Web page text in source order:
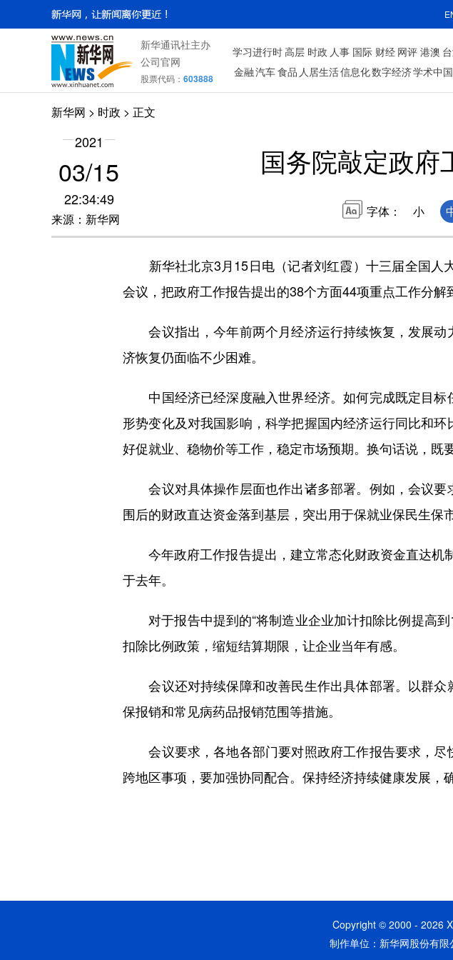
新华通讯社主办
公司官网
股票代码： 603888
学习进行时高层 时政 人事 国际 财经 网评 港澳
金融汽车食品 人居生活信息化数字经济学术中国
新华网 > 时政 > 正文
2021
03/15
22:34:49
来源：新华网
国务院敲定政府
字体： 小
新华社北京3月15日电（记者刘红霞）十三届全国人
会议，把政府工作报告提出的38个方面44项重点工作分解
会议指出，今年前两个月经济运行持续恢复，发展动
济恢复仍面临不少困难。
中国经济已经深度融入世界经济。如何完成既定目标
形势变化及对我国影响，科学把握国内经济运行同比和
好促就业、稳物价等工作，稳定市场预期。换句话说，既
会议对具体操作层面也作出诸多部署。例如，会议要
围后的财政直达资金落到基层，突出用于保就业保民生保
今年政府工作报告提出，建立常态化财政资金直达机
于去年。
对于报告中提到的“将制造业企业加计扣除比例提高到
扣除比例政策，缩短结算期限，让企业当年有感。
会议还对持续保障和改善民生作出具体部署。以群众
保报销和常见病药品报销范围等措施。
会议要求，各地各部门要对照政府工作报告要求，尽
跨地区事项，要加强协同配合。保持经济持续健康发展，
Copyright © 2000 - 2026
制作单位：新华网股份有